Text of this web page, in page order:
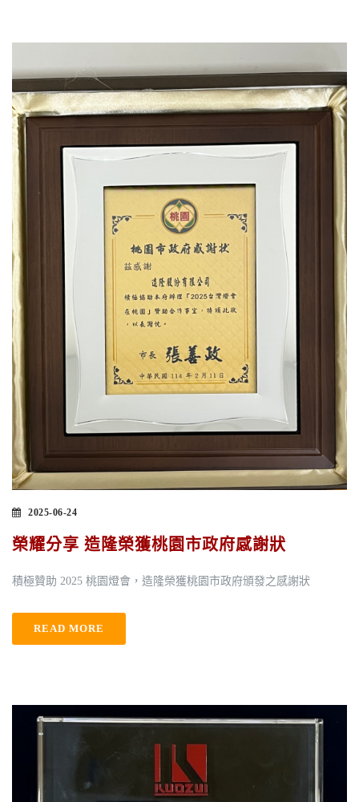
2025-06-24
榮耀分享 造隆榮獲桃園市政府感謝狀
積極贊助 2025 桃園燈會，造隆榮獲桃園市政府頒發之感謝狀
READ MORE